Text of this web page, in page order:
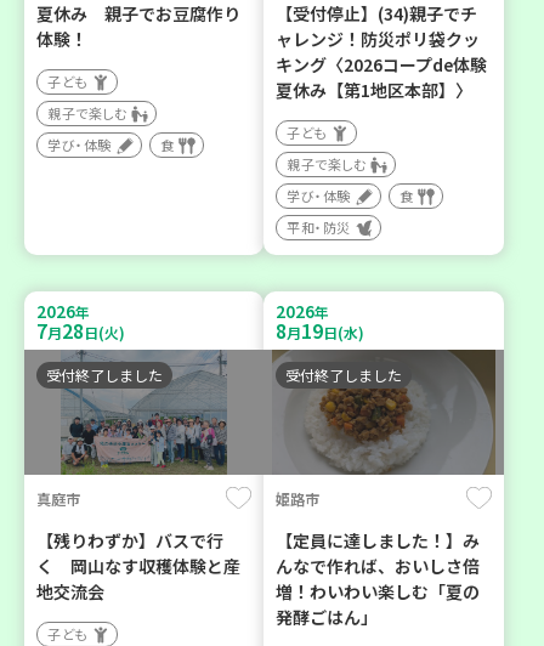
夏休み 親子でお豆腐作り
体験！
子ども
親子で楽しむ
学び・体験
食
【受付停止】(34)親子でチ
ャレンジ！防災ポリ袋クッ
キング〈2026コープde体験
夏休み【第1地区本部】〉
子ども
親子で楽しむ
学び・体験
食
平和・防災
2026年
7月28日(火)
受付終了しました
真庭市
【残りわずか】バスで行
く 岡山なす収穫体験と産
地交流会
子ども
2026年
8月19日(水)
受付終了しました
姫路市
【定員に達しました！】み
んなで作れば、おいしさ倍
増！わいわい楽しむ「夏の
発酵ごはん」